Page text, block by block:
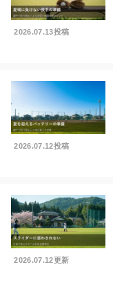
2026.07.13投稿
2026.07.12投稿
2026.07.12更新